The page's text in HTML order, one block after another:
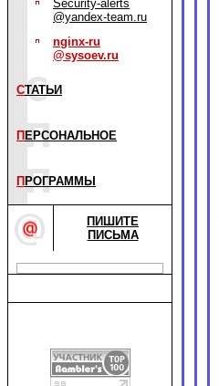
Security-alerts
@yandex-team.ru
nginx-ru
@sysoev.ru
СТАТЬИ
П ЕРСОНАЛЬНОЕ
П РОГРАММЫ
ПИШИТЕ
ПИСЬМА